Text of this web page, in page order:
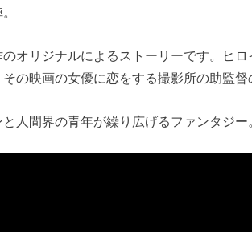
オリジナルによるストーリーです。ヒ
の映画の女優に恋をする撮影所の助監督
人間界の青年が繰り広げるファンタジー。